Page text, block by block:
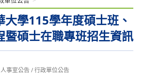
大學115學年度碩士班、
暨碩士在職專班招生資訊
人事室公告/行政單位公告